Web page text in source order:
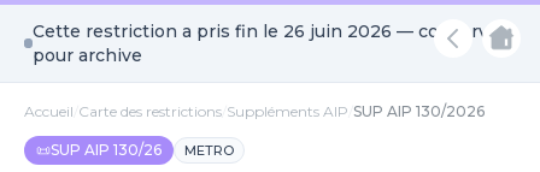
Cette restriction a pris fin le 26 juin 2026 — conservée
pour archive
Accueil Carte des restrictions Suppléments AIP SUP AIP 130/2026
📜SUP AIP 130/26 METRO